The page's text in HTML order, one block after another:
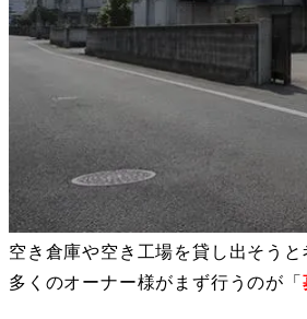
空き倉庫や空き工場を貸し出そうと
多くのオーナー様がまず行うのが「